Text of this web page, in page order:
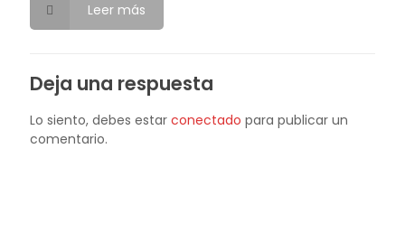
Leer más
Deja una respuesta
Lo siento, debes estar conectado para publicar un
comentario.